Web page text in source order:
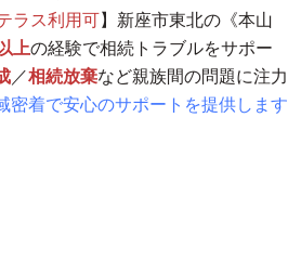
ラス利用可】新座市東北の《本山
上の経験で相続トラブルをサポー
／相続放棄など親族間の問題に注力
密着で安心のサポートを提供します